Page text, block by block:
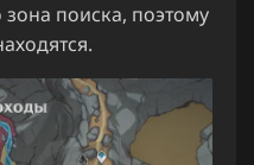
зона поиска, поэтому